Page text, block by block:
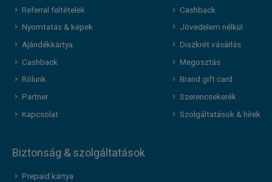
Referral feltételek
Nyomtatás & képek
Ajándékkártya
Cashback
Rólunk
Partner
Kapcsolat
Cashback
Jövedelem nélkül
Diszkrét vásárlás
Megosztás
Brand gift card
Szerencsekerék
Szolgáltatások & hírek
Biztonság & szolgáltatások
Prepaid kártya